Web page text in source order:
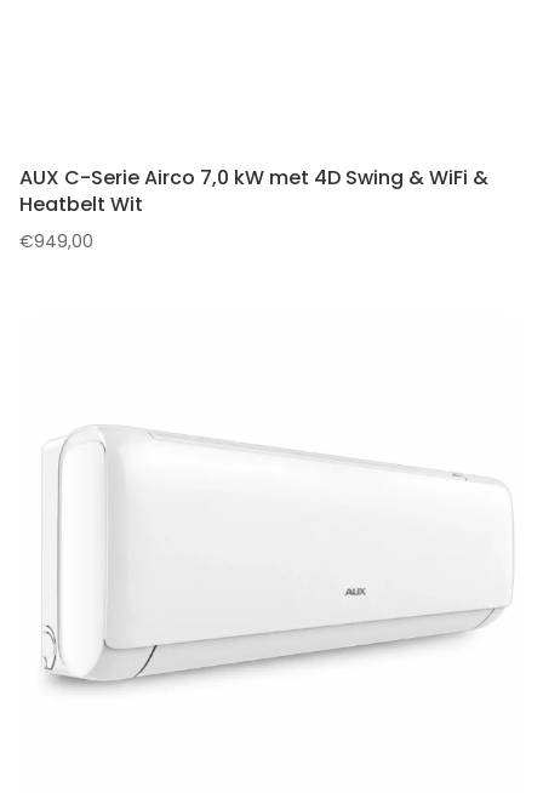
AUX C-Serie Airco 7,0 kW met 4D Swing & WiFi &
Heatbelt Wit
€949,00